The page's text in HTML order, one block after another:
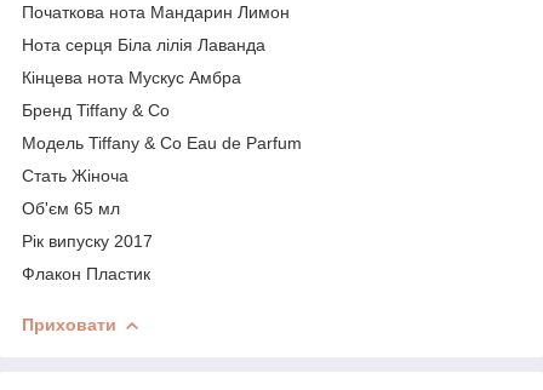
Початкова нота Мандарин Лимон
Нота серця Біла лілія Лаванда
Кінцева нота Мускус Амбра
Бренд Tiffany & Co
Модель Tiffany & Co Eau de Parfum
Стать Жіноча
Об'єм 65 мл
Рік випуску 2017
Флакон Пластик
Приховати